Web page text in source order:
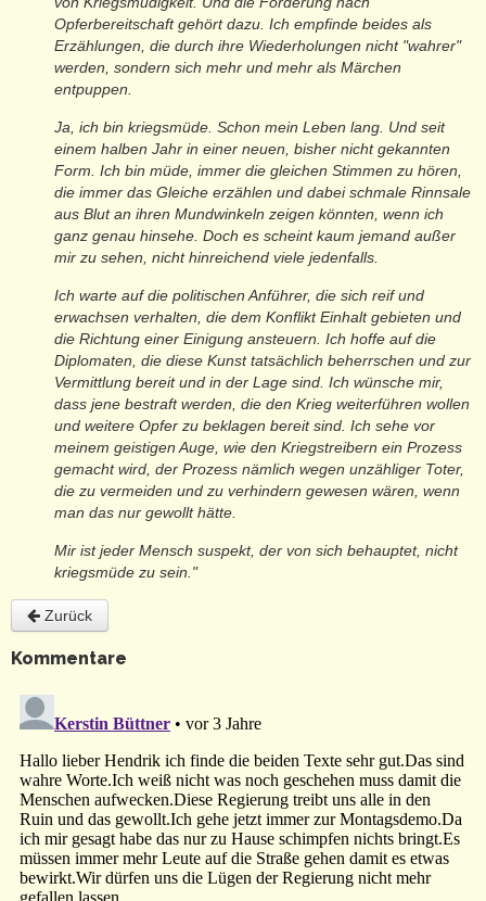
Opferbereitschaft gehört dazu. Ich empfinde beides als
Erzählungen, die durch ihre Wiederholungen nicht "wahrer"
werden, sondern sich mehr und mehr als Märchen
entpuppen.
Ja, ich bin kriegsmüde. Schon mein Leben lang. Und seit
einem halben Jahr in einer neuen, bisher nicht gekannten
Form. Ich bin müde, immer die gleichen Stimmen zu hören,
die immer das Gleiche erzählen und dabei schmale Rinnsale
aus Blut an ihren Mundwinkeln zeigen könnten, wenn ich
ganz genau hinsehe. Doch es scheint kaum jemand außer
mir zu sehen, nicht hinreichend viele jedenfalls.
Ich warte auf die politischen Anführer, die sich reif und
erwachsen verhalten, die dem Konflikt Einhalt gebieten und
die Richtung einer Einigung ansteuern. Ich hoffe auf die
Diplomaten, die diese Kunst tatsächlich beherrschen und zur
Vermittlung bereit und in der Lage sind. Ich wünsche mir,
dass jene bestraft werden, die den Krieg weiterführen wollen
und weitere Opfer zu beklagen bereit sind. Ich sehe vor
meinem geistigen Auge, wie den Kriegstreibern ein Prozess
gemacht wird, der Prozess nämlich wegen unzähliger Toter,
die zu vermeiden und zu verhindern gewesen wären, wenn
man das nur gewollt hätte.
Mir ist jeder Mensch suspekt, der von sich behauptet, nicht
kriegsmüde zu sein."
Zurück
Kommentare